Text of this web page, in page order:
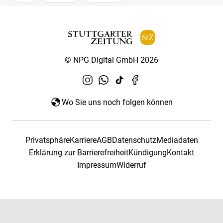
© NPG Digital GmbH 2026
Wo Sie uns noch folgen können
PrivatsphäreKarriereAGBDatenschutzMediadaten
Erklärung zur BarrierefreiheitKündigungKontakt
ImpressumWiderruf